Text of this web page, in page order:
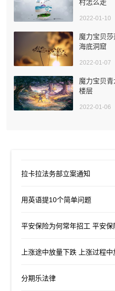
村怎么走
2022-01-10
魔力宝贝
海底洞窟
2022-01-07
魔力宝贝
楼层
2022-01-06
拉卡拉法务部立案通知
用英语提10个简单问题
平安保险为何常年招工 平安保
上涨途中放量下跌 上涨过程
分期乐法律